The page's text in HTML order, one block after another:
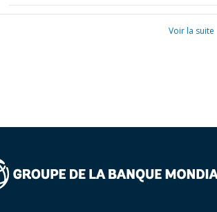
Voir la suite